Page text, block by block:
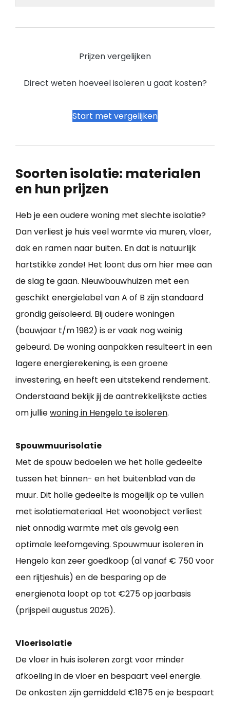
Prijzen vergelijken
Direct weten hoeveel isoleren u gaat kosten?
Start met vergelijken
Soorten isolatie: materialen
en hun prijzen
Heb je een oudere woning met slechte isolatie?
Dan verliest je huis veel warmte via muren, vloer,
dak en ramen naar buiten. En dat is natuurlijk
hartstikke zonde! Het loont dus om hier mee aan
de slag te gaan. Nieuwbouwhuizen met een
geschikt energielabel van A of B zijn standaard
grondig geïsoleerd. Bij oudere woningen
(bouwjaar t/m 1982) is er vaak nog weinig
gebeurd. De woning aanpakken resulteert in een
lagere energierekening, is een groene
investering, en heeft een uitstekend rendement.
Onderstaand bekijk jij de aantrekkelijkste acties
om julliewoning in Hengelo te isoleren.
Spouwmuurisolatie
Met de spouw bedoelen we het holle gedeelte
tussen het binnen- en het buitenblad van de
muur. Dit holle gedeelte is mogelijk op te vullen
met isolatiemateriaal. Het woonobject verliest
niet onnodig warmte met als gevolg een
optimale leefomgeving. Spouwmuur isoleren in
Hengelo kan zeer goedkoop (al vanaf € 750 voor
een rijtjeshuis) en de besparing op de
energienota loopt op tot €275 op jaarbasis
(prijspeil augustus 2026).
Vloerisolatie
De vloer in huis isoleren zorgt voor minder
afkoeling in de vloer en bespaart veel energie.
De onkosten zijn gemiddeld €1875 en je bespaart